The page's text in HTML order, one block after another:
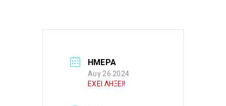
ΗΜΕΡΑ
Αυγ 26 2024
ΕΧΕΙ ΛΗΞΕΙ!